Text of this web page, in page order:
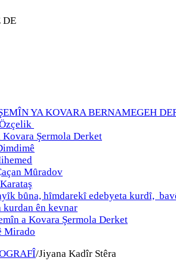
DE
YA KOVARA BERNAMEGEH
Kovara Şermola Derket
Mȗradov
bȗna, hȋmdarekȋ edebyeta kurdȋ,
ên kevnar
a Kovara Şermola Derket
Mirado
/Jiyana Kadîr Stêra